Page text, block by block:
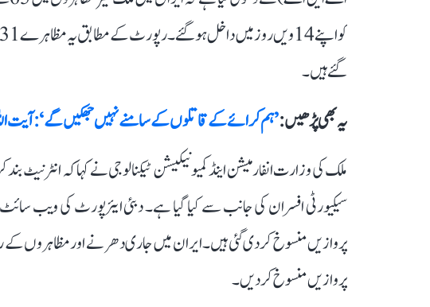
گئے ہیں۔
یہ بھی پڑھیں :’ہم کرائے کے قاتلوں کے سامنے نہیں جھکیں گے‘:آیت اللہ
ملک کی وزارت انفارمیشن اینڈ کمیونیکیشن ٹیکنالوجی نے کہا کہ انٹرنیٹ
پروازیں منسوخ کر دی گئی ہیں۔ ایران میں جاری دھرنے اور مظاہروں کے
پروازیں منسوخ کر دیں۔